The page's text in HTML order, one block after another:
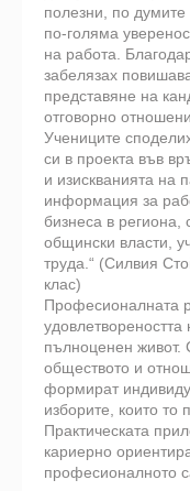
полезни, по
по-голяма
на работа.
забелязах
представяне на
отговорно
Учениците
си в проекта във
и изискванията на
информация за
бизнеса в региона,
общински власти,
труда.“ (Силвия
клас)
Професионалната
пълноценен живот.
обществото и
формират
изборите, които то
Практическата
кариерно
професионалното